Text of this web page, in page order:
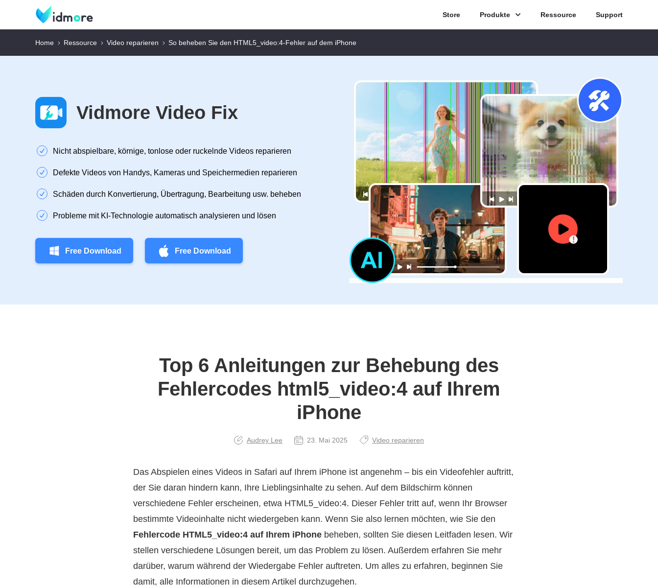
Store Produkte Ressource Support
Home Ressource Video reparieren So beheben Sie den HTML5_video:4‑Fehler auf dem iPhone
Vidmore Video Fix
Nicht abspielbare, körnige, tonlose oder ruckelnde Videos reparieren
Defekte Videos von Handys, Kameras und Speichermedien reparieren
Schäden durch Konvertierung, Übertragung, Bearbeitung usw. beheben
Probleme mit KI-Technologie automatisch analysieren und lösen
Free Download Free Download
Top 6 Anleitungen zur Behebung des
Fehlercodes html5_video:4 auf Ihrem
iPhone
Audrey Lee 23. Mai 2025 Video reparieren
Das Abspielen eines Videos in Safari auf Ihrem iPhone ist angenehm – bis ein Videofehler auftritt,
der Sie daran hindern kann, Ihre Lieblingsinhalte zu sehen. Auf dem Bildschirm können
verschiedene Fehler erscheinen, etwa HTML5_video:4. Dieser Fehler tritt auf, wenn Ihr Browser
bestimmte Videoinhalte nicht wiedergeben kann. Wenn Sie also lernen möchten, wie Sie den
Fehlercode HTML5_video:4 auf Ihrem iPhone beheben, sollten Sie diesen Leitfaden lesen. Wir
stellen verschiedene Lösungen bereit, um das Problem zu lösen. Außerdem erfahren Sie mehr
darüber, warum während der Wiedergabe Fehler auftreten. Um alles zu erfahren, beginnen Sie
damit, alle Informationen in diesem Artikel durchzugehen.